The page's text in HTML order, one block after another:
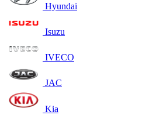
Hyundai
Isuzu
IVECO
JAC
Kia